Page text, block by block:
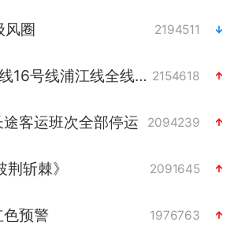
风圈 2194511
上海：5号线16号线浦江线全线停运 2154618
客运班次全部停运 2094239
斩棘》 2091645
预警 1976763